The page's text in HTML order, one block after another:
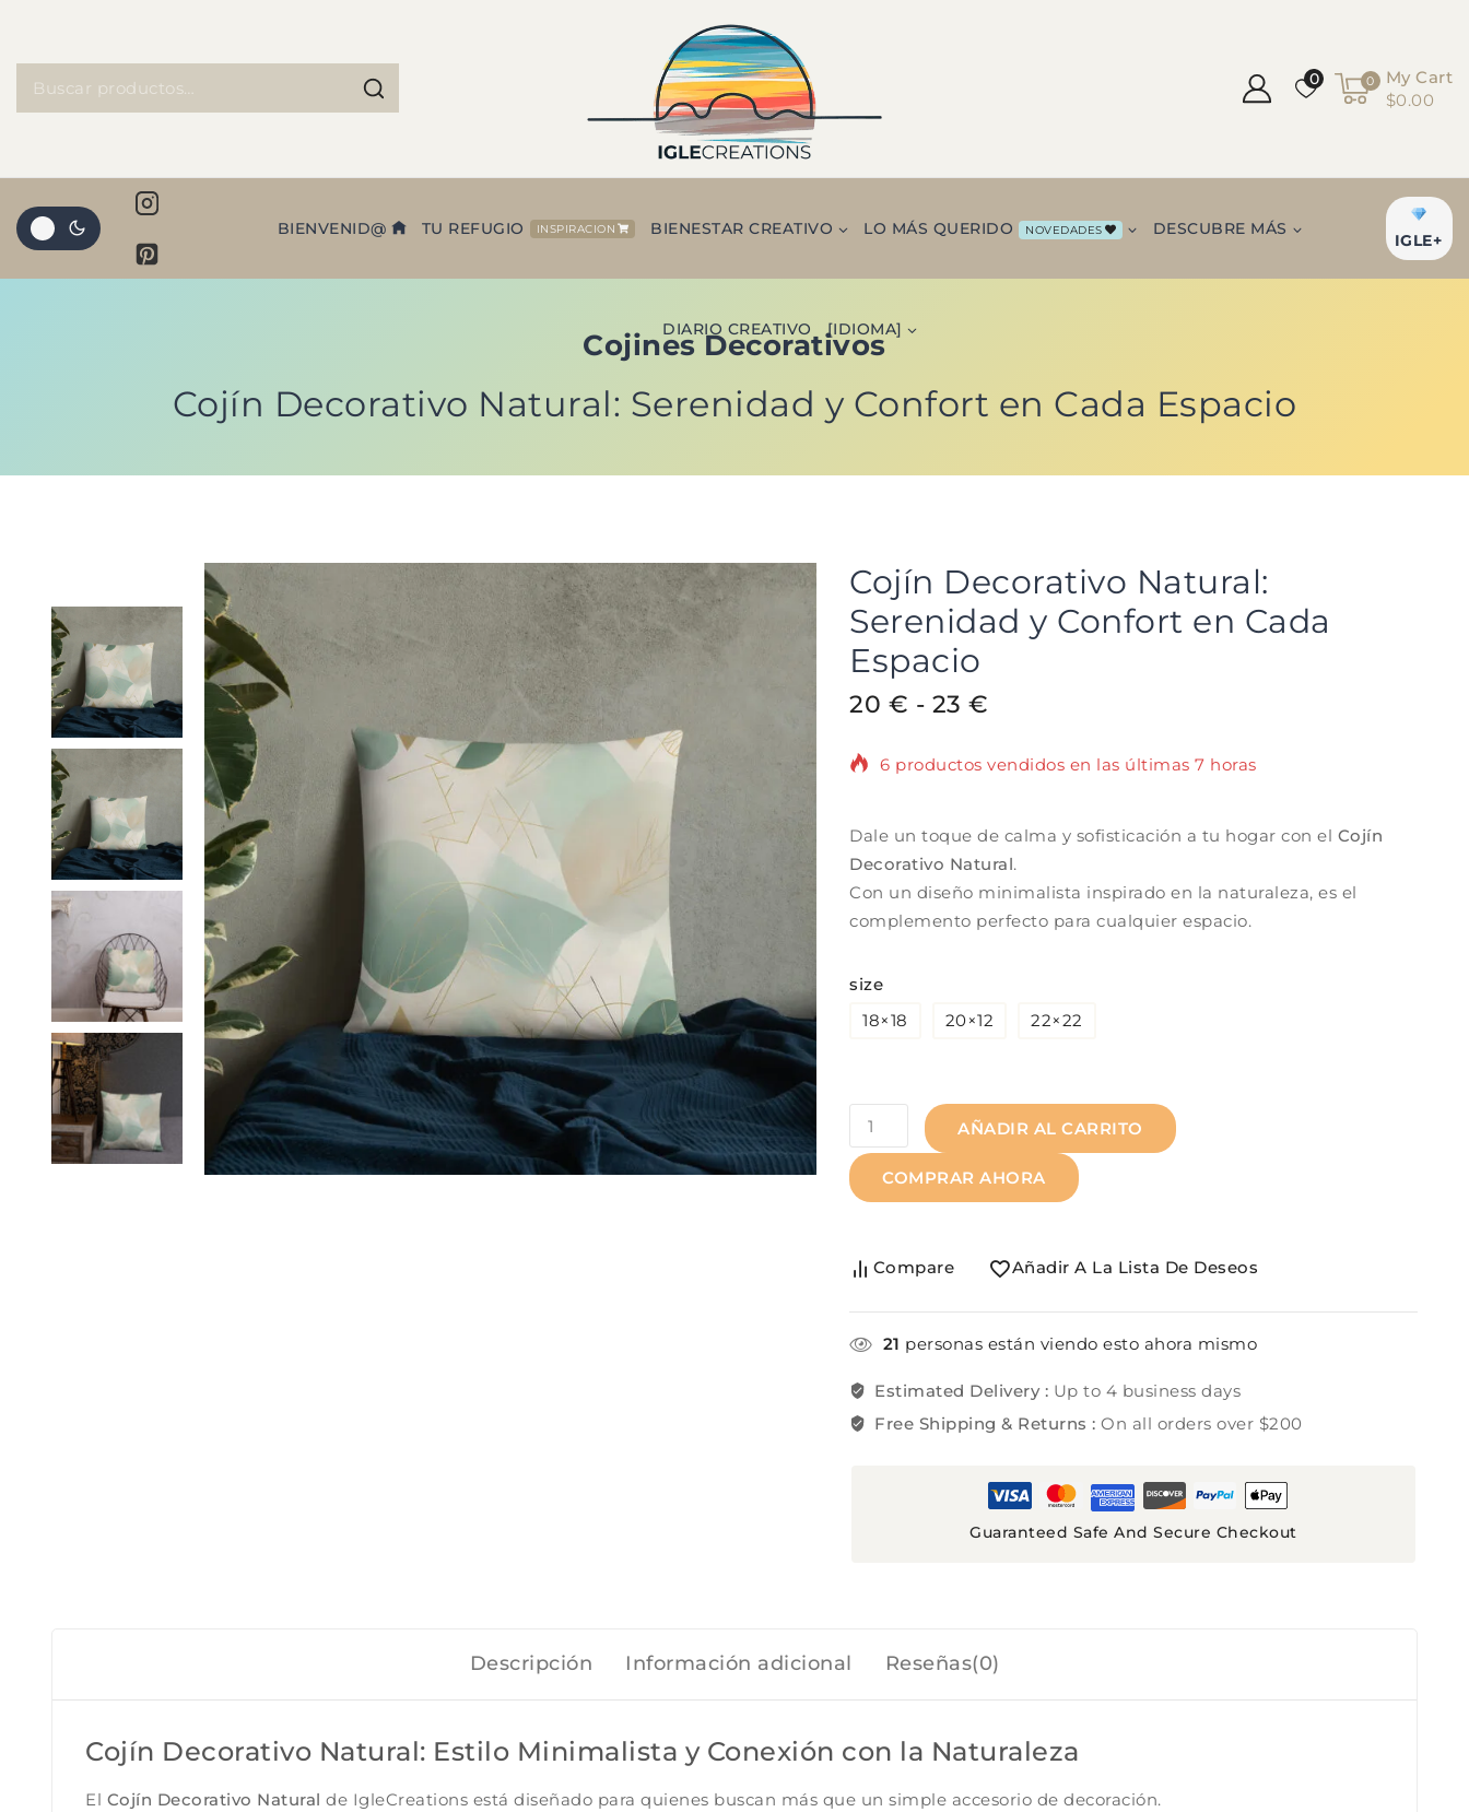
0 0
My Cart
$0.00
BIENVENID@ TU REFUGIO INSPIRACION BIENESTAR CREATIVO LO MÁS QUERIDO NOVEDADES DESCUBRE MÁS
DIARIO CREATIVO [IDIOMA]
IGLE+
Cojines Decorativos
Cojín Decorativo Natural: Serenidad y Confort en Cada Espacio
Cojín Decorativo Natural:
Serenidad y Confort en Cada
Espacio
20 € - 23 €
6 productos vendidos en las últimas 7 horas
Dale un toque de calma y sofisticación a tu hogar con el Cojín
Decorativo Natural.
Con un diseño minimalista inspirado en la naturaleza, es el
complemento perfecto para cualquier espacio.
size
18×18
20×12 22×22
AÑADIR AL CARRITO
COMPRAR AHORA
Compare Añadir A La Lista De Deseos
21 personas están viendo esto ahora mismo
Estimated Delivery : Up to 4 business days
Free Shipping & Returns :On all orders over $200
Guaranteed Safe And Secure Checkout
Descripción Información adicional Reseñas(0)
Cojín Decorativo Natural: Estilo Minimalista y Conexión con la Naturaleza
El Cojín Decorativo Natural de IgleCreations está diseñado para quienes buscan más que un simple accesorio de decoración.